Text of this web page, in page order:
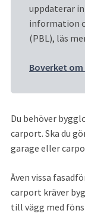
uppdaterar
information
(PBL), läs
Boverket
Du behöver
carport. Ska du
garage eller
Även vissa
carport kräver
till vägg med